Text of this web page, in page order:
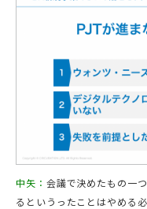
中矢： 会議で決めたもの一
るというったことはやめる